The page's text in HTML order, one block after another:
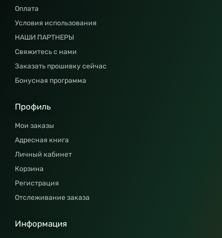
Оплата
Условия использования
НАШИ ПАРТНЕРЫ
Свяжитесь с нами
Заказать прошивку сейчас
Бонусная программа
Профиль
Мои заказы
Адресная книга
Личный кабинет
Корзина
Регистрация
Отслеживание заказа
Информация